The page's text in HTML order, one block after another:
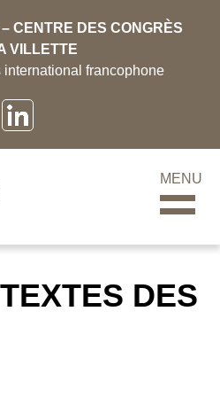
CENTRE DES CONGRÈS
VILLETTE
francophone
MENU
DES